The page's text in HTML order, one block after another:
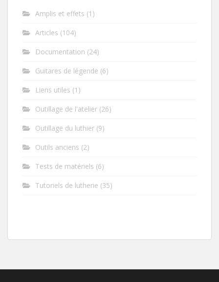
Amplis et effets (1)
Articles (104)
Documentation (24)
Guitares de légende (6)
Liens utiles (1)
Outillage de l'atelier (26)
Outillage du luthier (9)
Outils anciens (2)
Tests de matériels (6)
Tutoriels de lutherie (35)